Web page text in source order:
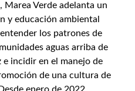
Marea Verde adelanta un
y educación ambiental
los patrones de
aguas arriba de
e incidir en el manejo de
de una cultura de